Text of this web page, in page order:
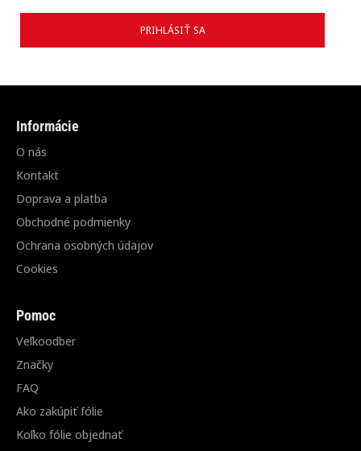
PRIHLÁSIŤ SA
Informácie
O nás
Kontakt
Doprava a platba
Obchodné podmienky
Ochrana osobných údajov
Cookies
Pomoc
Veľkoodber
Značky
FAQ
Ako zakúpiť fólie
Koľko fólie objednať